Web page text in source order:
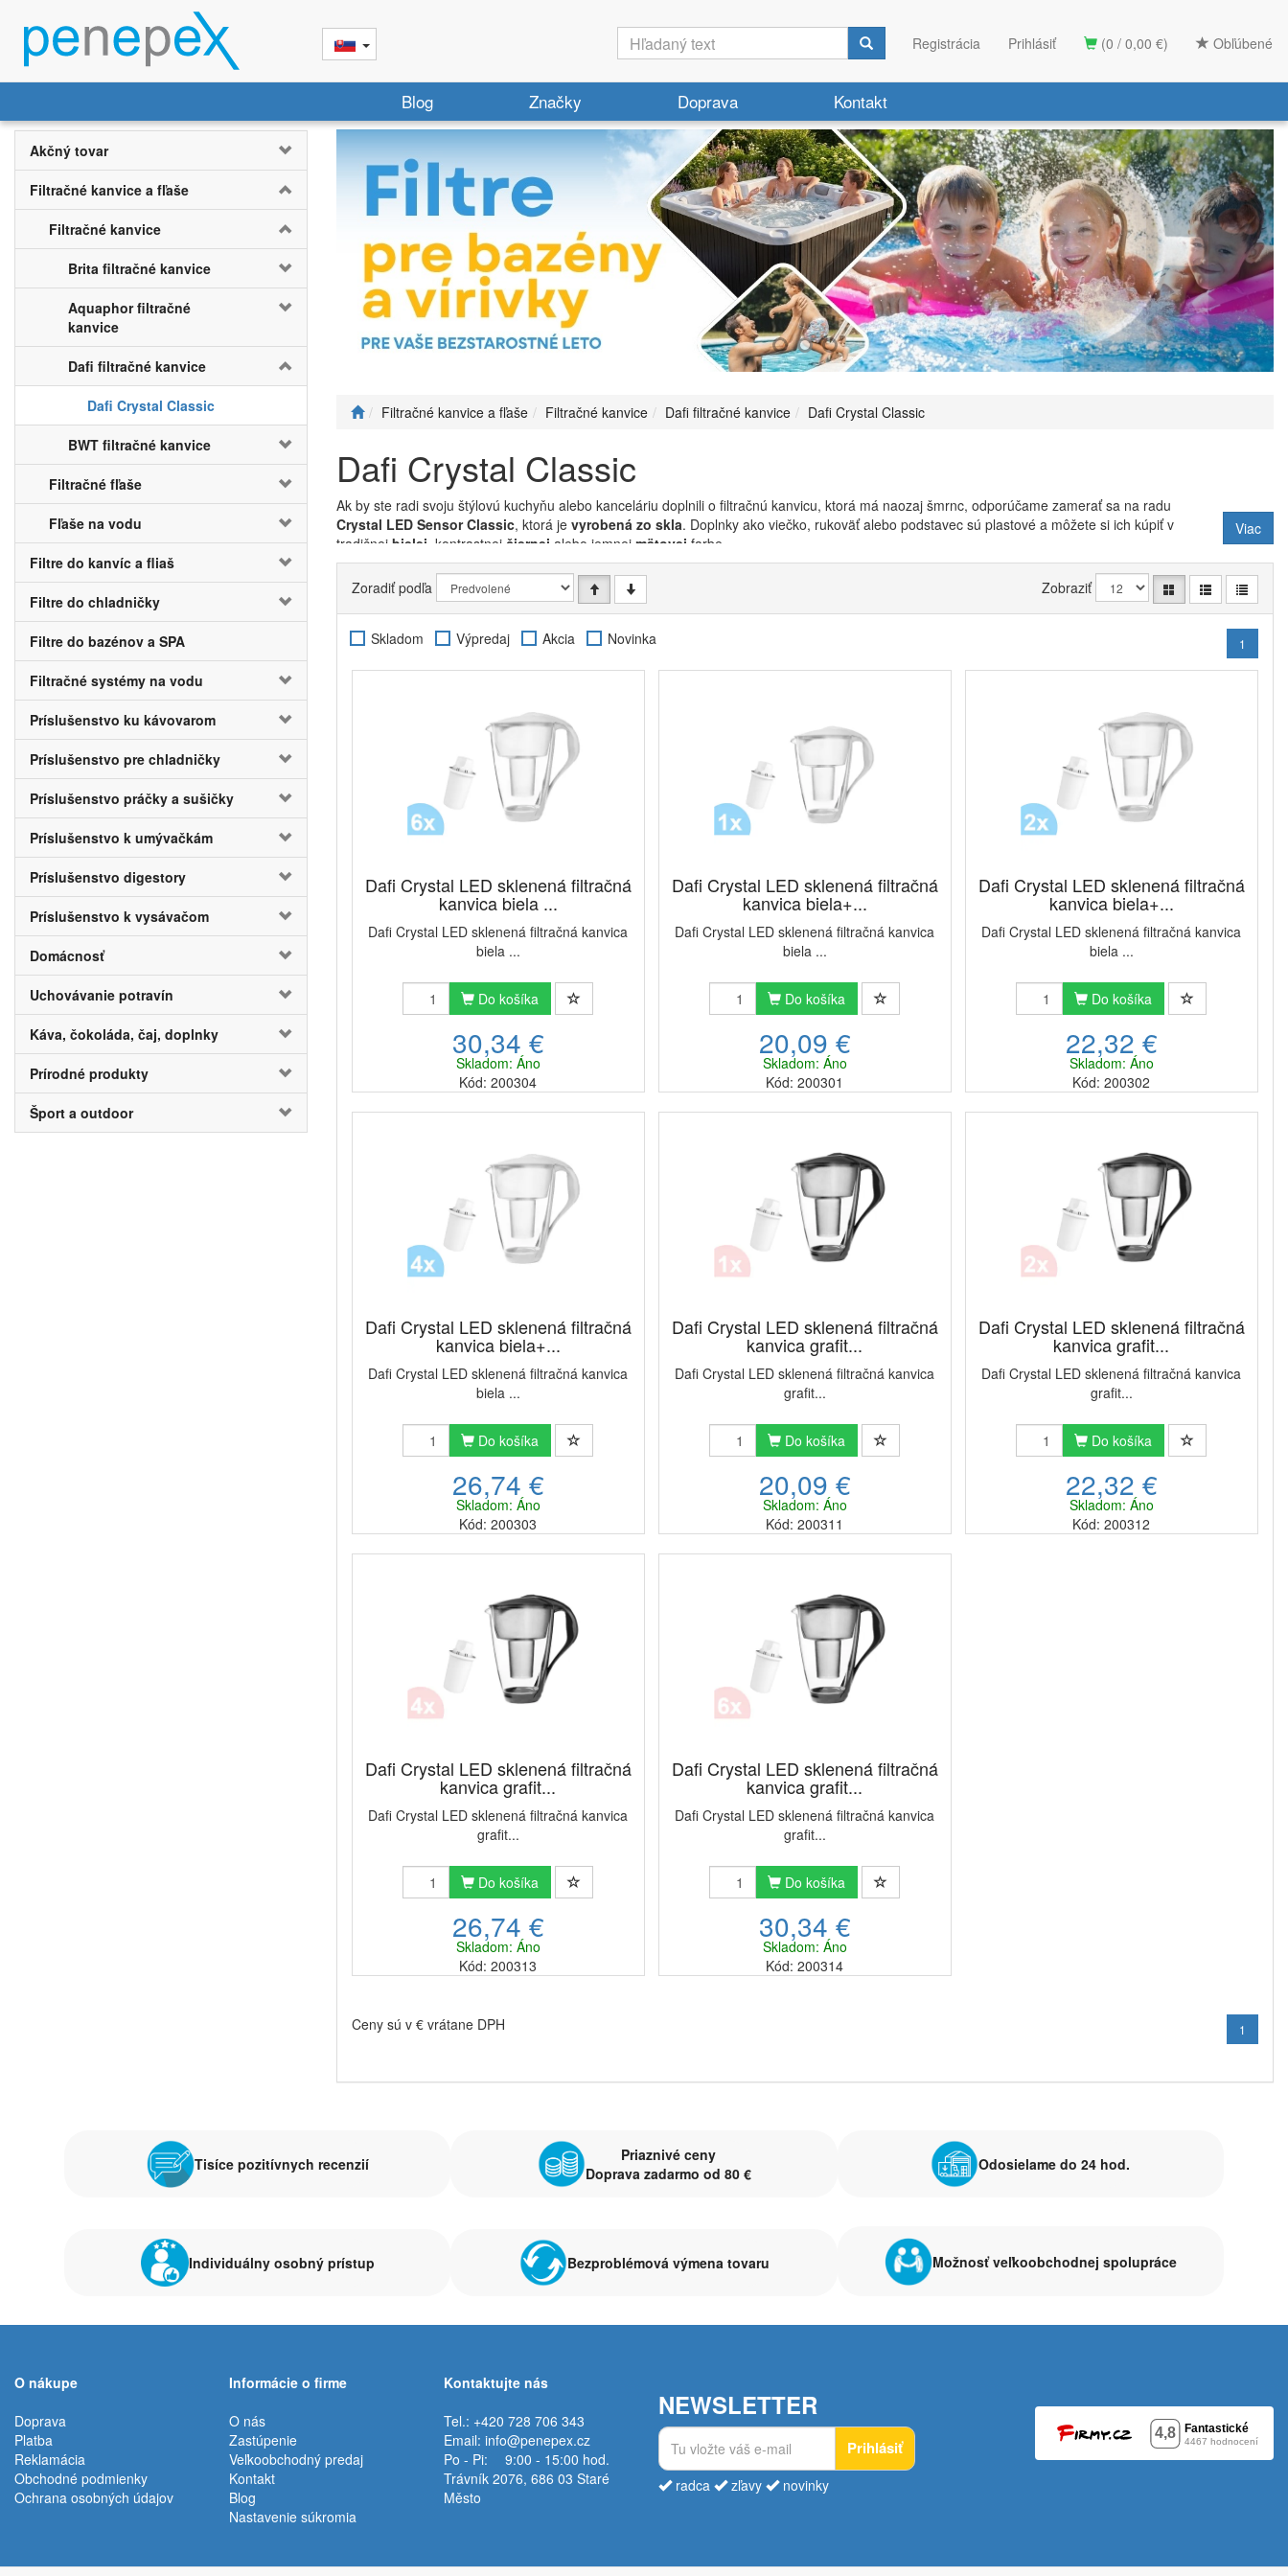
(0 / 0,00 €) Obľúbené
Registrácia Prihlásiť
Blog Značky Doprava Kontakt
Akčný tovar
Filtračné kanvice a fľaše
Filtračné kanvice
Brita filtračné kanvice
Aquaphor filtračné
kanvice
Dafi filtračné kanvice
Dafi Crystal Classic
BWT filtračné kanvice
Filtračné fľaše
Fľaše na vodu
Filtre do kanvíc a fliaš
Filtre do chladničky
Filtre do bazénov a SPA
Filtračné systémy na vodu
Príslušenstvo ku kávovarom
Príslušenstvo pre chladničky
Príslušenstvo práčky a sušičky
Príslušenstvo k umývačkám
Príslušenstvo digestory
Príslušenstvo k vysávačom
Domácnosť
Uchovávanie potravín
Káva, čokoláda, čaj, doplnky
Prírodné produkty
Šport a outdoor
Filtračné kanvice a fľaše Filtračné kanvice Dafi filtračné kanvice Dafi Crystal Classic
Dafi Crystal Classic
Ak by ste radi svoju štýlovú kuchyňu alebo kanceláriu doplnili o filtračnú kanvicu, ktorá má naozaj šmrnc, odporúčame zamerať sa na radu
Crystal LED Sensor Classic, ktorá je vyrobená zo skla. Doplnky ako viečko, rukoväť alebo podstavec sú plastové a môžete si ich kúpiť v
tradičnej bielej , kontrastnej čiernej alebo jemnej mätovej farbe.
tohto typu filtračnej kanviceje 2 l. Na jedno naplnenie ale
. Zvyšok priestoru kanvice
zaberáfiltračná patróna, ktorá je pre jej fungovanie nevyhnutná. Práve tá je zodpovedná za odstránenie nežiadúcich prímesí z vody. Medzi
tie môžu patriť predovšetkýmťažké kovy, vodný kameňalebozvyšky po dezinfekcii vody. Všetci si vybavíme neslávne známu chlórovú
pachuť, ktorá predovšetkým obyvateľov väčších miest dohnala k hromadnej konzumácii balenej vody.
opäť dostanú do vody. Čo v prvom rade spoznáte podľa pachuti chlóru, ktorá sa vo vašej vode opäť objaví.
Abyste na výmenu filtra nezabudli, majú kanvica Dafi LED senzor inštalovaný naviečku elektronický LED indikátor
, ktorý signalizuje
potrebu výmeny filtra tým, že v priebehu doby použiteľnosti prechádzajú diódy od zelenej do červenej. Ak chcete byť naozaj štýloví, môžete
filtračnú kanvicu Crystal používať po odobratí viečka aj ako
karafu na vodu , ktorá sa bude veľmi dobre vynímať na každom stole.
Viac
Zoradiť podľa Zobraziť
Skladom Výpredaj Akcia Novinka 1
Dafi Crystal LED sklenená filtračná
kanvica biela ...
Dafi Crystal LED sklenená filtračná kanvica
biela ...
Do košíka
30,34 €
Skladom: Áno
Kód: 200304
Dafi Crystal LED sklenená filtračná
kanvica biela+...
Dafi Crystal LED sklenená filtračná kanvica
biela ...
Do košíka
20,09 €
Skladom: Áno
Kód: 200301
Dafi Crystal LED sklenená filtračná
kanvica biela+...
Dafi Crystal LED sklenená filtračná kanvica
biela ...
Do košíka
22,32 €
Skladom: Áno
Kód: 200302
Dafi Crystal LED sklenená filtračná
kanvica biela+...
Dafi Crystal LED sklenená filtračná kanvica
biela ...
Do košíka
26,74 €
Skladom: Áno
Kód: 200303
Dafi Crystal LED sklenená filtračná
kanvica grafit...
Dafi Crystal LED sklenená filtračná kanvica
grafit...
Do košíka
20,09 €
Skladom: Áno
Kód: 200311
Dafi Crystal LED sklenená filtračná
kanvica grafit...
Dafi Crystal LED sklenená filtračná kanvica
grafit...
Do košíka
22,32 €
Skladom: Áno
Kód: 200312
Dafi Crystal LED sklenená filtračná
kanvica grafit...
Dafi Crystal LED sklenená filtračná kanvica
grafit...
Do košíka
26,74 €
Skladom: Áno
Kód: 200313
Dafi Crystal LED sklenená filtračná
kanvica grafit...
Dafi Crystal LED sklenená filtračná kanvica
grafit...
Do košíka
30,34 €
Skladom: Áno
Kód: 200314
Ceny sú v € vrátane DPH 1
Tisíce pozitívnych recenzií
Priaznivé ceny
Doprava zadarmo od 80 €
Odosielame do 24 hod.
Individuálny osobný prístup Bezproblémová výmena tovaru Možnosť veľkoobchodnej spolupráce
O nákupe
Doprava
Platba
Reklamácia
Obchodné podmienky
Ochrana osobných údajov
Informácie o firme
O nás
Zastúpenie
Veľkoobchodný predaj
Kontakt
Blog
Nastavenie súkromia
Kontaktujte nás
Tel.: +420 728 706 343
Email: info@penepex.cz
Po - Pi:
9:00 - 15:00 hod.
Trávník 2076, 686 03 Staré
Město
NEWSLETTER
Prihlásiť
radca zľavy novinky